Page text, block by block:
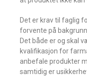
Det er krav til faglig
forvente på
Det både er og skal
kvalifikasjon for
anbefale produkter
samtidig er